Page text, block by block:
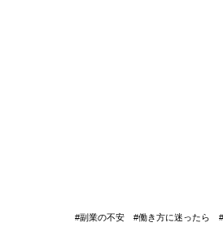
#副業の不安 #働き方に迷ったら